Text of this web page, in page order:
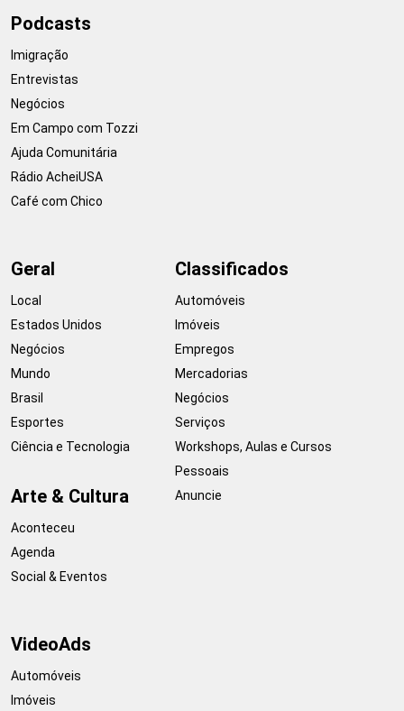
Podcasts
Imigração
Entrevistas
Negócios
Em Campo com Tozzi
Ajuda Comunitária
Rádio AcheiUSA
Café com Chico
Geral
Local
Estados Unidos
Negócios
Mundo
Brasil
Esportes
Ciência e Tecnologia
Arte & Cultura
Aconteceu
Agenda
Social & Eventos
Classificados
Automóveis
Imóveis
Empregos
Mercadorias
Negócios
Serviços
Workshops, Aulas e Cursos
Pessoais
Anuncie
VideoAds
Automóveis
Imóveis